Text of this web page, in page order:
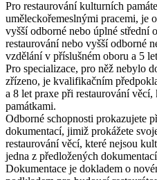
Pro restaurování kulturních
uměleckořemeslnými pracemi, je
vyšší odborné nebo úplné střední
restaurování nebo vyšší odborné
vzdělání v příslušném oboru a 5
Pro specializace, pro něž nebylo
zřízeno, je kvalifikačním
a 8 let praxe při restaurování
památkami.
Odborné schopnosti prokazujete
dokumentací, jimiž prokážete
restaurování věcí, které nejsou
jedna z předložených
Dokumentace je dokladem o